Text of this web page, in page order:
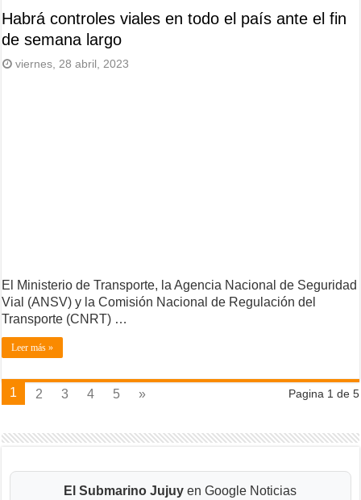
Habrá controles viales en todo el país ante el fin
de semana largo
viernes, 28 abril, 2023
El Ministerio de Transporte, la Agencia Nacional de Seguridad
Vial (ANSV) y la Comisión Nacional de Regulación del
Transporte (CNRT) …
Leer más »
Pagina 1 de 5
1 2 3 4 5 »
El Submarino Jujuy en Google Noticias